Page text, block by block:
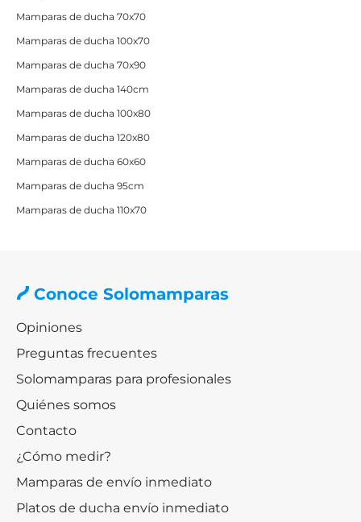
esperamos!
Mamparas de ducha 70x70
Mamparas de ducha 100x70
Mamparas de ducha 70x90
Mamparas de ducha 140cm
Mamparas de ducha 100x80
Mamparas de ducha 120x80
Mamparas de ducha 60x60
Mamparas de ducha 95cm
Mamparas de ducha 110x70
Conoce Solomamparas
Opiniones
Preguntas frecuentes
Solomamparas para profesionales
Quiénes somos
Contacto
¿Cómo medir?
Mamparas de envío inmediato
Platos de ducha envío inmediato